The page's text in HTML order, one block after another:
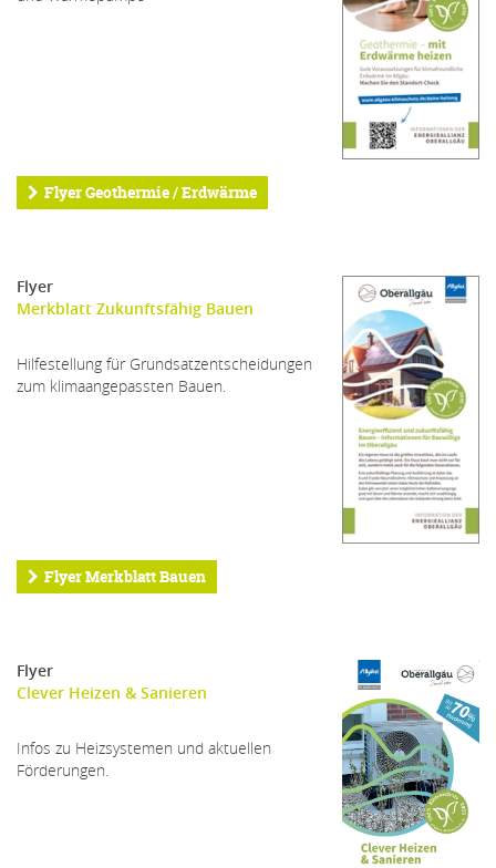
Flyer Geothermie / Erdwärme
Flyer
Merkblatt Zukunftsfähig Bauen
Hilfestellung für Grundsatzentscheidungen
zum klimaangepassten Bauen.
Flyer Merkblatt Bauen
Flyer
Clever Heizen & Sanieren
Infos zu Heizsystemen und aktuellen
Förderungen.